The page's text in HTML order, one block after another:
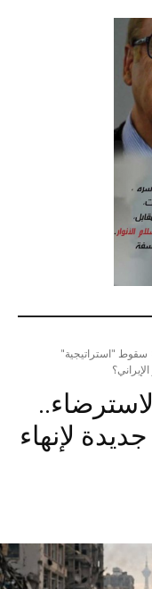
سقوط "استراتيجية"
لإنهاء